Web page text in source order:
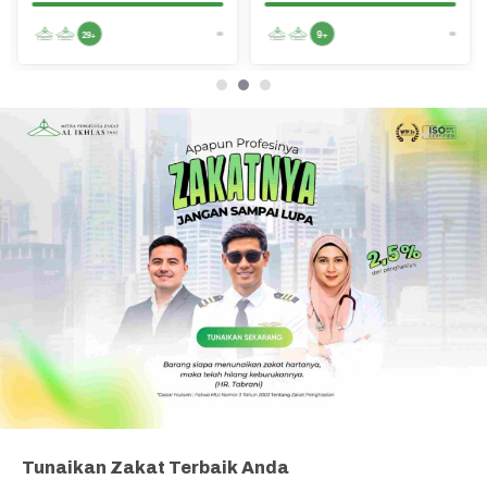
29+ ∞ 9+ ∞
Tunaikan Zakat Terbaik Anda